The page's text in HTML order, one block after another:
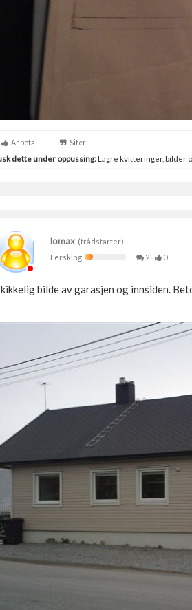
Anbefal Siter
dette under oppussing:Lagre kvitteringer, bilder
lomax (trådstarter)
Fersking
2 0
bilde av garasjen og innsiden.